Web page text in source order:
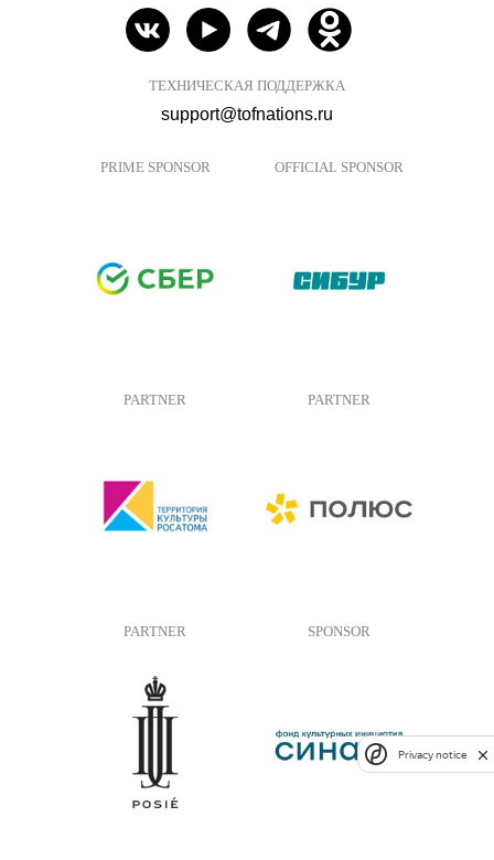
ТЕХНИЧЕСКАЯ ПОДДЕРЖКА
support@tofnations.ru
PRIME SPONSOR OFFICIAL SPONSOR
PARTNER PARTNER
PARTNER SPONSOR
Privacy notice